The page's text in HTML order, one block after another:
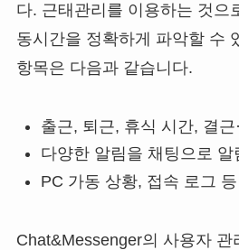
다. 근태관리를 이용하는 것으
동시간을 정확하게 파악할 수
항목은 다음과 같습니다.
출근, 퇴근, 휴식 시간, 결근
다양한 알림을 채팅으로 알
PC 가동 상황, 접속 로그
Chat&Messenger의 사용자 관